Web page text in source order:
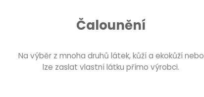
Čalounění
Na výběr z mnoha druhů látek, kůží a ekokůží nebo
lze zaslat vlastní látku přímo výrobci.